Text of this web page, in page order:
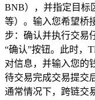
BNB），并指定目标
等）。输入您希望桥
步：确认并执行交易
“确认”按钮。此时，
对信息，并输入您的
待交易完成交易提交
通常情况下，跨链交